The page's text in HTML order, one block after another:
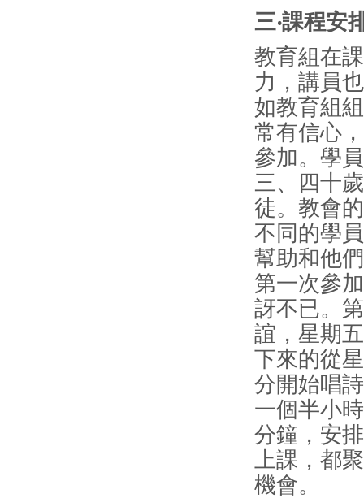
三‧課程安
教育組在
力，講員
如教育組
常有信心
參加。學
三、四十
徒。教會
不同的學
幫助和他
第一次參
訝不已。
誼，星期
下來的從
分開始唱
一個半小
分鐘，安
上課，都
機會。